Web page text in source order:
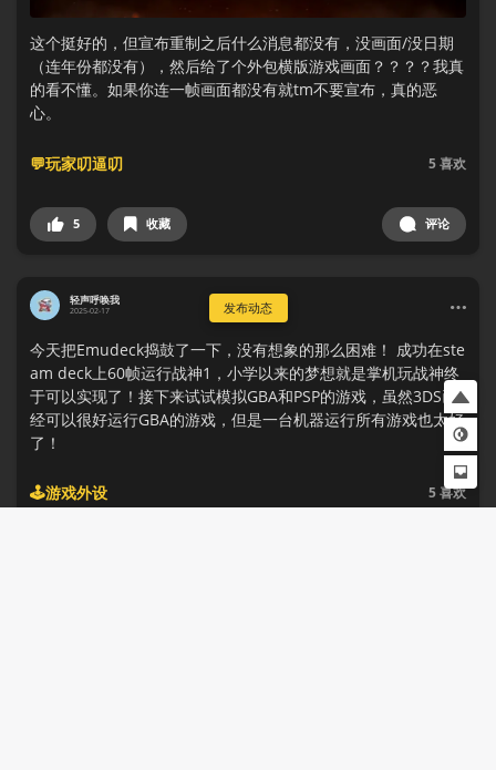
发布动态
这个挺好的，但宣布重制之后什么消息都没有，没画面/没日期
（连年份都没有），然后给了个外包横版游戏画面？？？？我真
的看不懂。如果你连一帧画面都没有就tm不要宣布，真的恶
心。
💬玩家叨逼叨 5喜欢
5 收藏 评论
轻声呼唤我
2025-02-17
今天把Emudeck捣鼓了一下，没有想象的那么困难！ 成功在ste
am deck上60帧运行战神1，小学以来的梦想就是掌机玩战神终
于可以实现了！接下来试试模拟GBA和PSP的游戏，虽然3DS已
经可以很好运行GBA的游戏，但是一台机器运行所有游戏也太好
了！
🕹️游戏外设 5喜欢